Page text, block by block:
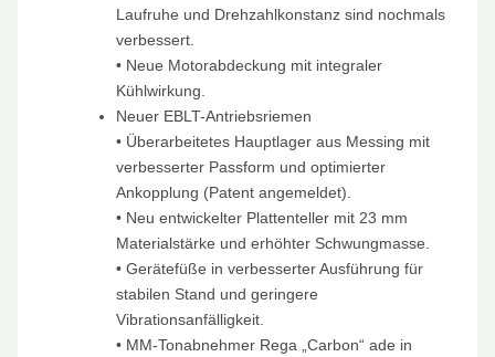
Laufruhe und Drehzahlkonstanz sind nochmals
verbessert.
• Neue Motorabdeckung mit integraler
Kühlwirkung.
Neuer EBLT-Antriebsriemen
• Überarbeitetes Hauptlager aus Messing mit
verbesserter Passform und optimierter
Ankopplung (Patent angemeldet).
• Neu entwickelter Plattenteller mit 23 mm
Materialstärke und erhöhter Schwungmasse.
• Gerätefüße in verbesserter Ausführung für
stabilen Stand und geringere
Vibrationsanfälligkeit.
• MM-Tonabnehmer Rega „Carbon“ ade in